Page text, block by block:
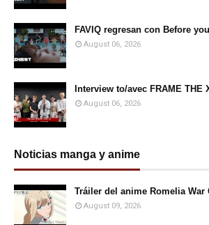
FAVIQ regresan con Before
August 06, 2026
Interview to/avec FRAME THE
August 06, 2026
Noticias manga y anime
Tráiler del anime Romelia War
August 09, 2026